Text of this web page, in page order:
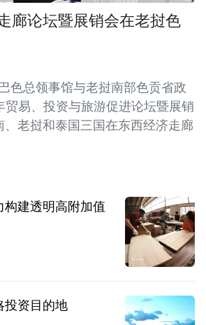
廊论坛暨展销会在老挝色
色总领事馆与老挝南部色贡省政
贸易、投资与旅游促进论坛暨展销
老挝和泰国三国在东西经济走廊
建透明高附加值
投资目的地